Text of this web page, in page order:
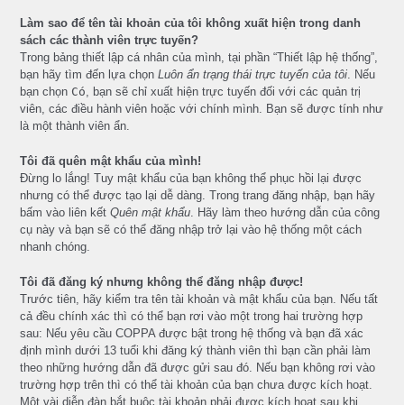
Làm sao để tên tài khoản của tôi không xuất hiện trong danh
sách các thành viên trực tuyến?
Trong bảng thiết lập cá nhân của mình, tại phần “Thiết lập hệ thống”,
bạn hãy tìm đến lựa chọnLuôn ẩn trạng thái trực tuyến của tôi. Nếu
bạn chọn Có, bạn sẽ chỉ xuất hiện trực tuyến đối với các quản trị
viên, các điều hành viên hoặc với chính mình. Bạn sẽ được tính như
là một thành viên ẩn.
Tôi đã quên mật khẩu của mình!
Đừng lo lắng! Tuy mật khẩu của bạn không thể phục hồi lại được
nhưng có thể được tạo lại dễ dàng. Trong trang đăng nhập, bạn hãy
bấm vào liên kếtQuên mật khẩu. Hãy làm theo hướng dẫn của công
cụ này và bạn sẽ có thể đăng nhập trở lại vào hệ thống một cách
nhanh chóng.
Tôi đã đăng ký nhưng không thể đăng nhập được!
Trước tiên, hãy kiểm tra tên tài khoản và mật khẩu của bạn. Nếu tất
cả đều chính xác thì có thể bạn rơi vào một trong hai trường hợp
sau: Nếu yêu cầu COPPA được bật trong hệ thống và bạn đã xác
định mình dưới 13 tuổi khi đăng ký thành viên thì bạn cần phải làm
theo những hướng dẫn đã được gửi sau đó. Nếu bạn không rơi vào
trường hợp trên thì có thể tài khoản của bạn chưa được kích hoạt.
Một vài diễn đàn bắt buộc tài khoản phải được kích hoạt sau khi